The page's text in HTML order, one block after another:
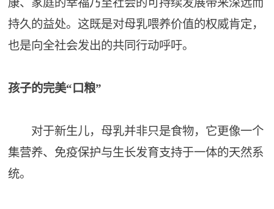
康、家庭的幸福乃至社会的可持续发展带来深远而
持久的益处。这既是对母乳喂养价值的权威肯定，
也是向全社会发出的共同行动呼吁。
孩子的完美“口粮”
对于新生儿，母乳并非只是食物，它更像一个
集营养、免疫保护与生长发育支持于一体的天然系
统。